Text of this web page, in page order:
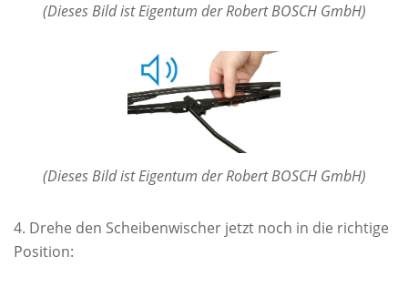
(Dieses Bild ist Eigentum der Robert BOSCH GmbH)
(Dieses Bild ist Eigentum der Robert BOSCH GmbH)
Drehe den Scheibenwischer jetzt noch in die richtige
Position: